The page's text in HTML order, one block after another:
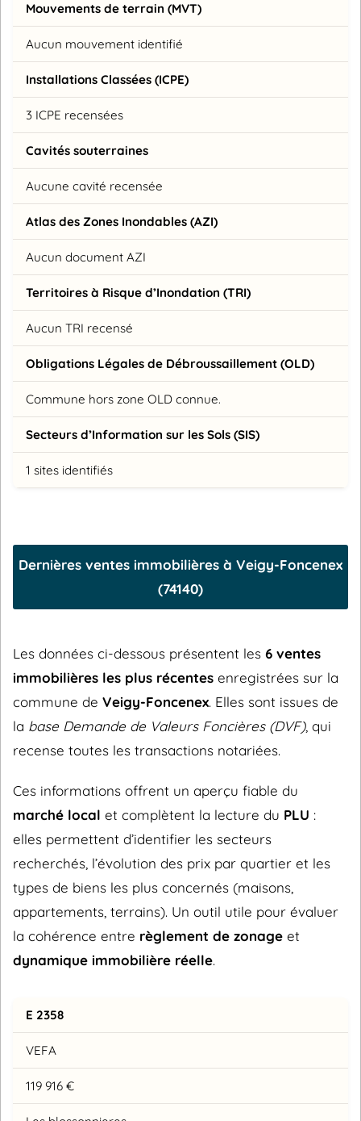
Mouvements de terrain (MVT)
Aucun mouvement identifié
Installations Classées (ICPE)
3 ICPE recensées
Cavités souterraines
Aucune cavité recensée
Atlas des Zones Inondables (AZI)
Aucun document AZI
Territoires à Risque d’Inondation (TRI)
Aucun TRI recensé
Obligations Légales de Débroussaillement (OLD)
Commune hors zone OLD connue.
Secteurs d’Information sur les Sols (SIS)
1 sites identifiés
Dernières ventes immobilières à Veigy-Foncenex
(74140)
Les données ci-dessous présentent les 6 ventes
immobilières les plus récentes enregistrées sur la
commune de Veigy-Foncenex. Elles sont issues de
la base Demande de Valeurs Foncières (DVF), qui
recense toutes les transactions notariées.
Ces informations offrent un aperçu fiable du
marché local et complètent la lecture du PLU :
elles permettent d’identifier les secteurs
recherchés, l’évolution des prix par quartier et les
types de biens les plus concernés (maisons,
appartements, terrains). Un outil utile pour évaluer
la cohérence entre règlement de zonage et
dynamique immobilière réelle.
E 2358
VEFA
119 916 €